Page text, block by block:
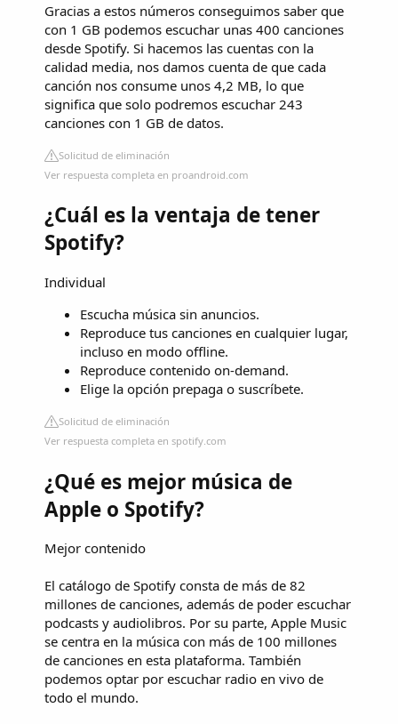
Gracias a estos números conseguimos saber que
con 1 GB podemos escuchar unas 400 canciones
desde Spotify. Si hacemos las cuentas con la
calidad media, nos damos cuenta de que cada
canción nos consume unos 4,2 MB, lo que
significa que solo podremos escuchar 243
canciones con 1 GB de datos.
Solicitud de eliminación
Ver respuesta completa en proandroid.com
¿Cuál es la ventaja de tener
Spotify?
Individual
Escucha música sin anuncios.
Reproduce tus canciones en cualquier lugar,
incluso en modo offline.
Reproduce contenido on-demand.
Elige la opción prepaga o suscríbete.
Solicitud de eliminación
Ver respuesta completa en spotify.com
¿Qué es mejor música de
Apple o Spotify?
Mejor contenido
El catálogo de Spotify consta de más de 82
millones de canciones, además de poder escuchar
podcasts y audiolibros. Por su parte, Apple Music
se centra en la música con más de 100 millones
de canciones en esta plataforma. También
podemos optar por escuchar radio en vivo de
todo el mundo.